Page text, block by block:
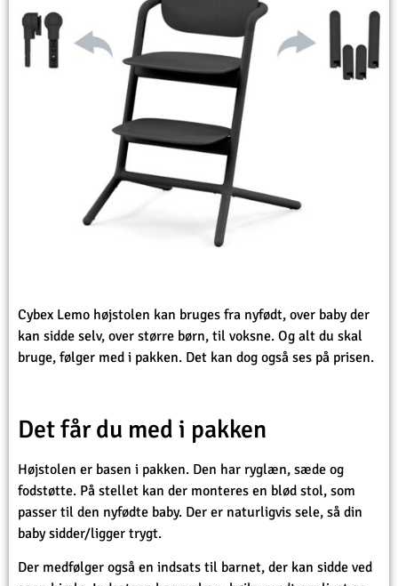
Cybex Lemo højstolen kan bruges fra nyfødt, over baby der
kan sidde selv, over større børn, til voksne. Og alt du skal
bruge, følger med i pakken. Det kan dog også ses på prisen.
Det får du med i pakken
Højstolen er basen i pakken. Den har ryglæn, sæde og
fodstøtte. På stellet kan der monteres en blød stol, som
passer til den nyfødte baby. Der er naturligvis sele, så din
baby sidder/ligger trygt.
Der medfølger også en indsats til barnet, der kan sidde ved